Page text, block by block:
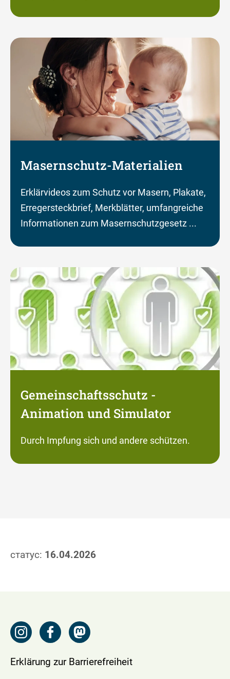
Masernschutz-Materialien
Erklärvideos zum Schutz vor Masern, Plakate,
Erregersteckbrief, Merkblätter, umfangreiche
Informationen zum Masernschutzgesetz ...
Gemeinschaftsschutz -
Animation und Simulator
Durch Impfung sich und andere schützen.
статус: 16.04.2026
Erklärung zur Barrierefreiheit